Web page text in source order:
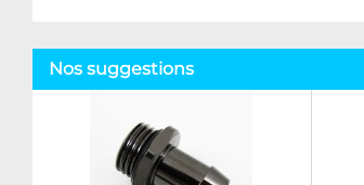
Nos suggestions